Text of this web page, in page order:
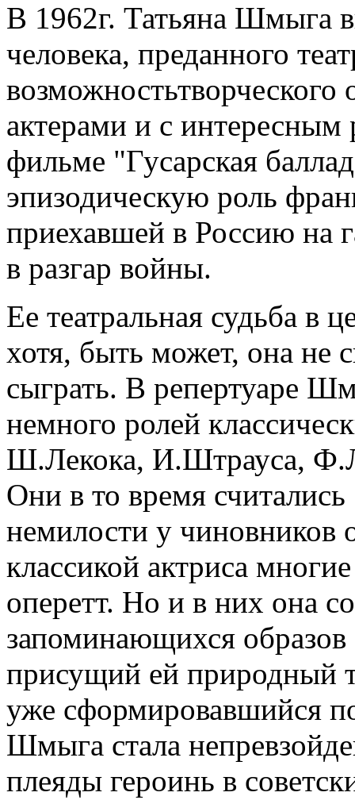
В 1962г. Татьяна Шмыга
человека, преданного
актерами и с
фильме "Гусарская
эпизодическую роль
приехавшей в Россию на
в разгар войны.
Ее театральная судьба в
хотя, быть может, она не
сыграть. В репертуаре
немного ролей
Ш.Лекока, И.Штрауса,
Они в то время
немилости у чиновников
классикой актриса
оперетт. Но и в них она
запоминающихся
присущий ей природный
уже сформировавшийся
Шмыга стала
плеяды героинь в